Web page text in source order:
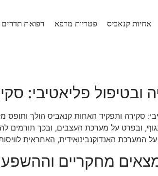
אחיות קנאביס פטריות מרפא רפואת תדרים
ובטיפול פליאטיבי:
סקירה ותפקיד האחות קנאביס הולך
ובפרט על מערכת העצבים, ובכך תורמים
המערכת האנדוקנבינואידית, האחראית
מחקריים